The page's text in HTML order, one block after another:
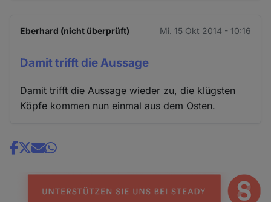
Eberhard (nicht überprüft) Mi. 15 Okt 2014 - 10:16
Damit trifft die Aussage
Damit trifft die Aussage wieder zu, die klügsten
Köpfe kommen nun einmal aus dem Osten.
Share
news